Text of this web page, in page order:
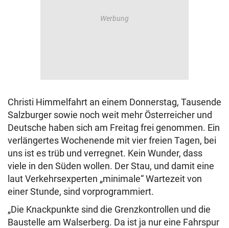
Christi Himmelfahrt an einem Donnerstag, Tausende
Salzburger sowie noch weit mehr Österreicher und
Deutsche haben sich am Freitag frei genommen. Ein
verlängertes Wochenende mit vier freien Tagen, bei
uns ist es trüb und verregnet. Kein Wunder, dass
viele in den Süden wollen. Der Stau, und damit eine
laut Verkehrsexperten „minimale“ Wartezeit von
einer Stunde, sind vorprogrammiert.
„Die Knackpunkte sind die Grenzkontrollen und die
Baustelle am Walserberg. Da ist ja nur eine Fahrspur